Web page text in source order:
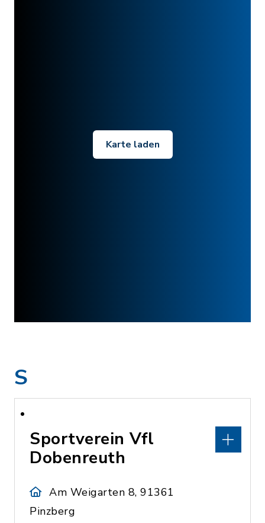
Karte laden
S
Sportverein Vfl
Dobenreuth
Am Weigarten 8, 91361
Pinzberg